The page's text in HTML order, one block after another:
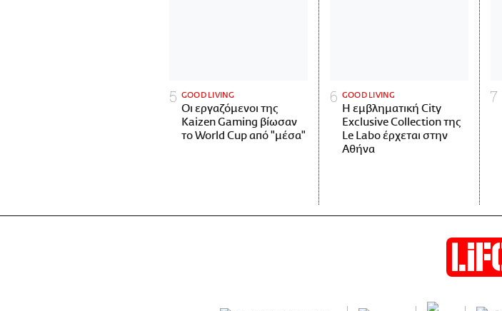
GOOD LIVING
Οι εργαζόμενοι της
Kaizen Gaming βίωσαν
το World Cup από "μέσα"
GOOD LIVING
Η εμβληματική City
Exclusive Collection της
Le Labo έρχεται στην
Αθήνα